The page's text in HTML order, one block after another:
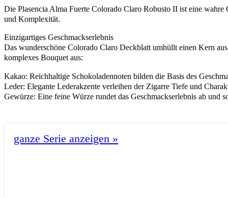
ganze Serie anzeigen »
Die Plasencia Alma Fuerte Colorado Claro Robusto II ist eine
und Komplexität.
Einzigartiges Geschmackserlebnis
Das wunderschöne Colorado Claro Deckblatt umhüllt einen Kern
komplexes Bouquet aus:
Kakao: Reichhaltige Schokoladennoten bilden die Basis des
Leder: Elegante Lederakzente verleihen der Zigarre Tiefe und
Gewürze: Eine feine Würze rundet das Geschmackserlebnis ab und